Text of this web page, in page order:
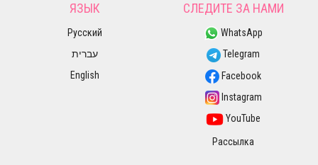
ЯЗЫК
Русский
עברית
English
СЛЕДИТЕ ЗА НАМИ
WhatsApp
Telegram
Facebook
Instagram
YouTube
Рассылка